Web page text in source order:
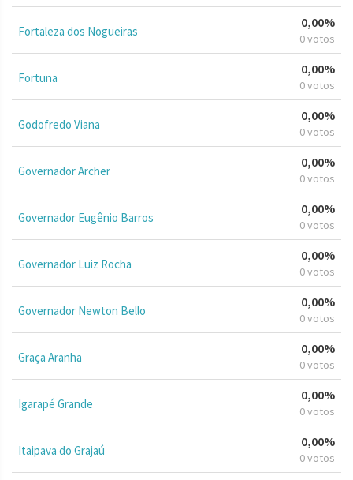
Fortaleza dos Nogueiras
0,00%
0 votos
Fortuna
0,00%
0 votos
Godofredo Viana
0,00%
0 votos
Governador Archer
0,00%
0 votos
Governador Eugênio Barros
0,00%
0 votos
Governador Luiz Rocha
0,00%
0 votos
Governador Newton Bello
0,00%
0 votos
Graça Aranha
0,00%
0 votos
Igarapé Grande
0,00%
0 votos
Itaipava do Grajaú
0,00%
0 votos